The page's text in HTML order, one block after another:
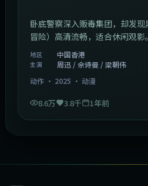
卧底警察深入贩毒集团，却发
冒险）高清流畅，适合休闲观影。
地区 中国香港
主演
周迅 / 佘诗曼 / 梁朝伟
动作· 2025 · 动漫
8.6万 3.8千 1年前